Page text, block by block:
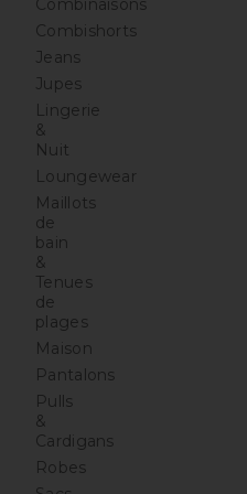
Combinaisons
Combishorts
Jeans
Jupes
Lingerie
&
Nuit
Loungewear
Maillots
de
bain
&
Tenues
de
plages
Maison
Pantalons
Pulls
&
Cardigans
Robes